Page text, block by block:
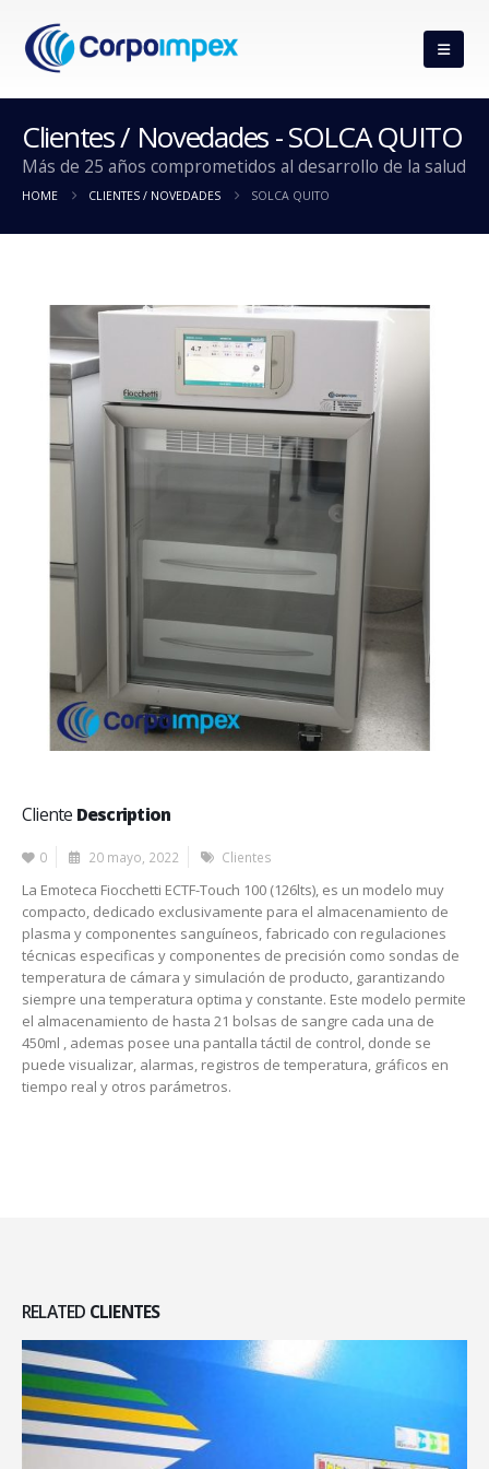
Clientes / Novedades - SOLCA QUITO
Más de 25 años comprometidos al desarrollo de la salud
HOME CLIENTES / NOVEDADES SOLCA QUITO
Cliente Description
0 20 mayo, 2022 Clientes
La Emoteca Fiocchetti ECTF-Touch 100 (126lts), es un modelo muy
compacto, dedicado exclusivamente para el almacenamiento de
plasma y componentes sanguíneos, fabricado con regulaciones
técnicas especificas y componentes de precisión como sondas de
temperatura de cámara y simulación de producto, garantizando
siempre una temperatura optima y constante. Este modelo permite
el almacenamiento de hasta 21 bolsas de sangre cada una de
450ml , ademas posee una pantalla táctil de control, donde se
puede visualizar, alarmas, registros de temperatura, gráficos en
tiempo real y otros parámetros.
RELATED CLIENTES